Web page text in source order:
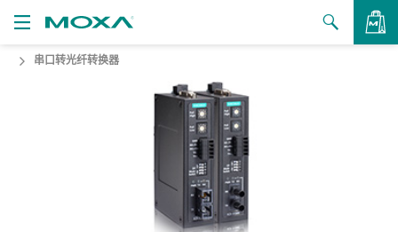
品 串口转光纤转换器